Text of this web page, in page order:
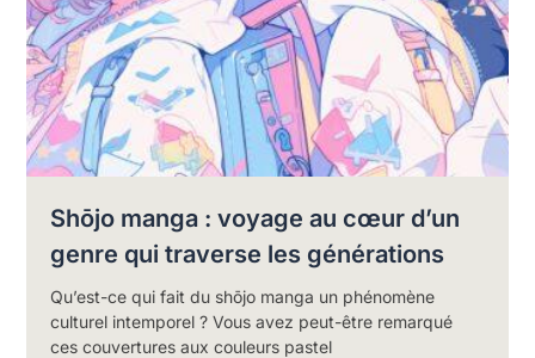
Shōjo manga : voyage au cœur d’un
genre qui traverse les générations
Qu’est-ce qui fait du shōjo manga un phénomène
culturel intemporel ? Vous avez peut-être remarqué
ces couvertures aux couleurs pastel